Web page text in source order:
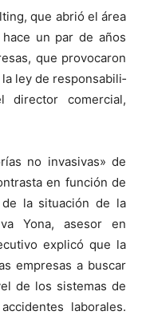
que abrió el área
un par de años
que provo­caron
la ley de respon­s­abil­i­
direc­tor com­er­cial,
no inva­si­vas» de
en fun­ción de
la situación de la
Yona, asesor en
explicó que la
empre­sas a bus­car
de los sis­temas de
lab­o­rales.